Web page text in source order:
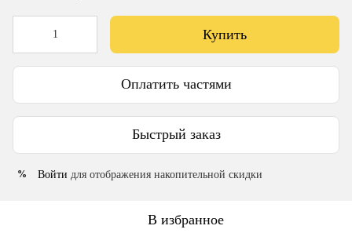
Купить
Оплатить частями
Быстрый заказ
% Войти для отображения накопительной скидки
В избранное